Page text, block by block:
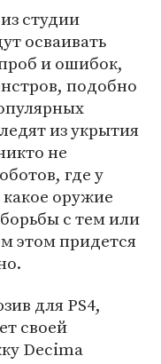
студии
осваивать
и ошибок,
подобно
из укрытия
не
где у
оружие
с тем или
этом придется
для PS4,
своей
Decima